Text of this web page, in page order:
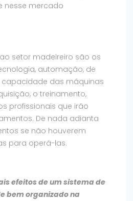
nesse mercado
setor madeireiro são os
automação, de
das máquinas
o treinamento,
profissionais que irão
De nada adianta
se não houverem
para operá-las.
efeitos de um sistema de
bem organizado na